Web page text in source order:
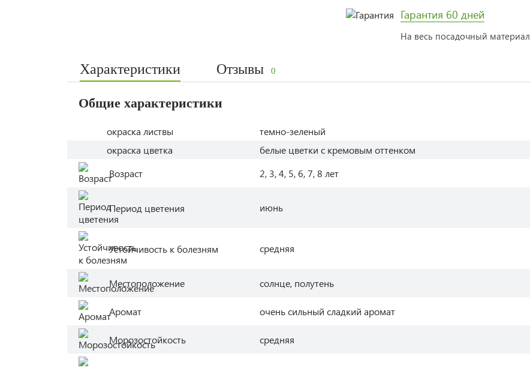
Гарантия 60 дней
На весь посадочный материал
Характеристики Отзывы 0
Общие характеристики
окраска листвы
темно-зеленый
окраска цветка
белые цветки с кремовым оттенком
Возраст
2, 3, 4, 5, 6, 7, 8 лет
Период цветения июнь
Устойчивость к болезням средняя
Местоположение солнце, полутень
Аромат очень сильный сладкий аромат
Морозостойкость средняя